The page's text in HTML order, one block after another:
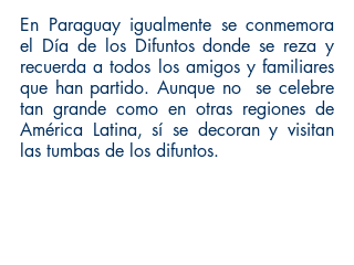
En Paraguay igualmente se conmemora
el Día de los Difuntos donde se reza y
recuerda a todos los amigos y familiares
que han partido. Aunque no  se celebre
tan grande como en otras regiones de
América Latina, sí se decoran y visitan
las tumbas de los difuntos.